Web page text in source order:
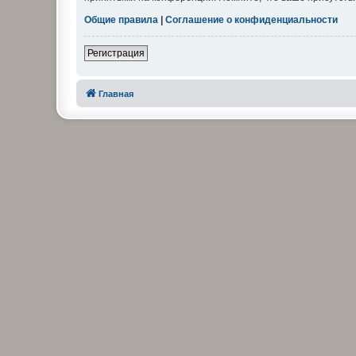
Общие правила | Соглашение о конфиденциальности
Регистрация
Главная